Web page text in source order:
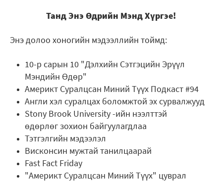
Танд Энэ Өдрийн Мэнд Хүргэе!
Энэ долоо хоногийн мэдээллийн тоймд:
10-р сарын 10 "Дэлхийн Сэтгэцийн Эрүүл
Мэндийн Өдөр"
Америкт Суралцсан Миний Түүх Подкаст #94
Англи хэл суралцах боломжтой эх сурвалжууд
Stony Brook University -ийн нээлттэй
өдөрлөг зохион байгуулагдлаа
Тэтгэлгийн мэдээлэл
Висконсин мужтай танилцаарай
Fast Fact Friday
"Америкт Суралцсан Миний Түүх" цуврал